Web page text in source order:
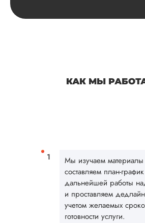
КАК МЫ
Мы изучаем материалы
составляем план-график
дальнейшей работы
и проставляем
учетом желаемых
готовности услуги.